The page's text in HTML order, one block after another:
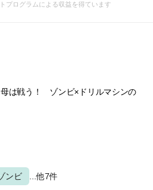
プログラムによる収益を得ています
は戦う！ ゾンビ×ドリルマシンの
ンビ ...他7件